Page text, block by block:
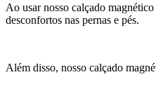
Ao usar nosso calçado
desconfortos nas pernas e pés.
Além disso, nosso calçado